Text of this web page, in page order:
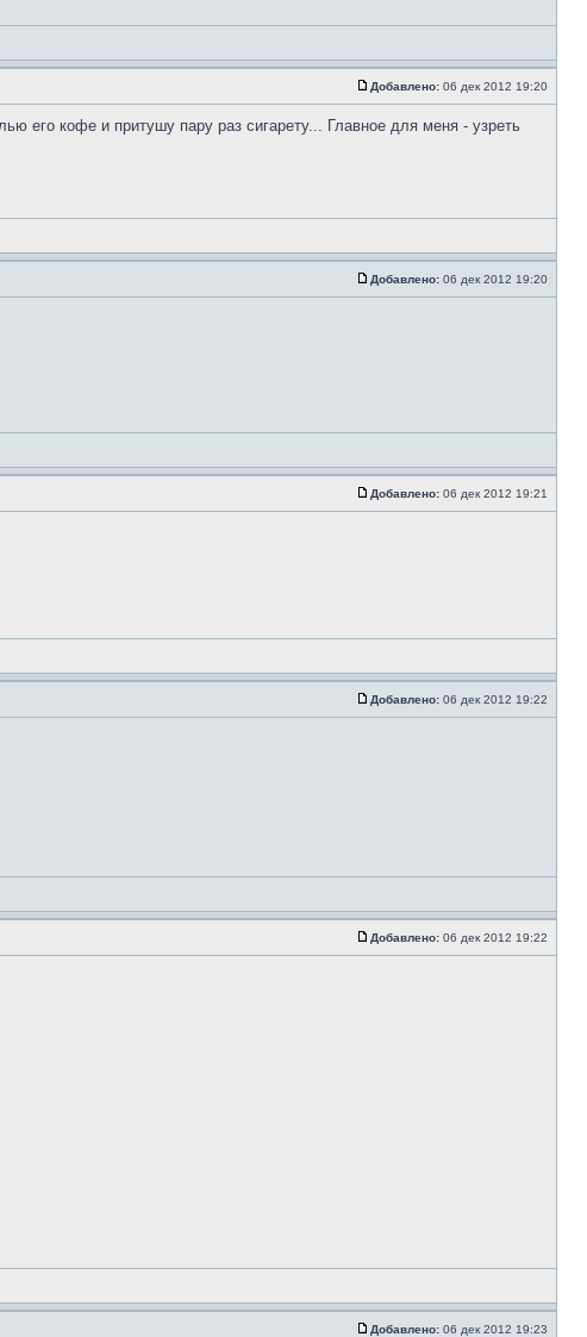
Добавлено: 06 дек 2012 19:20
его кофе и притушу пару раз сигарету... Главное для меня - узреть
Добавлено: 06 дек 2012 19:20
Добавлено: 06 дек 2012 19:21
Добавлено: 06 дек 2012 19:22
Добавлено: 06 дек 2012 19:22
Добавлено: 06 дек 2012 19:23